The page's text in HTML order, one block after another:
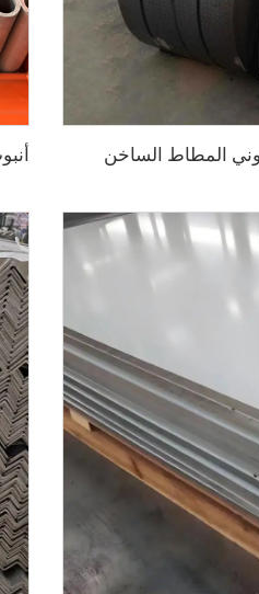
المطاط الساخن